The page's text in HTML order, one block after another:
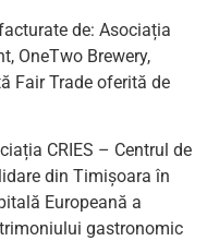
de: Asociația
OneTwo Brewery,
Fair Trade oferită de
CRIES – Centrul de
din Timișoara în
Europeană a
gastronomic